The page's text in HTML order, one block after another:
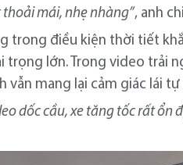
mái, nhẹ nhàng”, anh
trong điều kiện thời tiết
trọng lớn. Trong video trải
vẫn mang lại cảm giác lái
dốc cầu, xe tăng tốc rất ổn